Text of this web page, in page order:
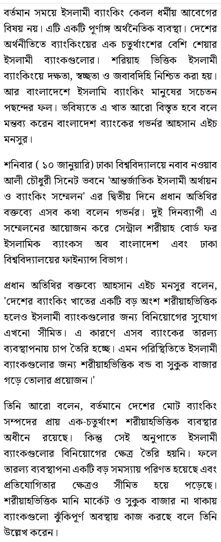
বর্তমান সময়ে ইসলামী ব্যাংকিং কেবল ধর্মীয় আবেগের
বিষয় নয়। এটি একটি পূর্ণাঙ্গ অর্থনৈতিক ব্যবস্থা। দেশের
অর্থনীতিতে ব্যাংকিংয়ের এক চতুর্থাংশের বেশি শেয়ার
ইসলামী ব্যাংকগুলোর। শরিয়াহ ভিত্তিক ইসলামী
ব্যাংকিংয়ে দক্ষতা, স্বচ্ছতা ও জবাবদিহি নিশ্চিত করা হয়।
আর বাংলাদেশে ইসলামি ব্যাংকিং মানুষের সচেতন
পছন্দের ফল। ভবিষ্যতে এ খাত আরো বিস্তৃত হবে বলে
মন্তব্য করেন বাংলাদেশ ব্যাংকের গভর্নর আহসান এইচ
মনসুর।
শনিবার ( ১০ জানুয়ারি) ঢাকা বিশ্ববিদ্যালয়ে নবাব নওয়াব
আলী চৌধুরী সিনেট ভবনে 'আন্তর্জাতিক ইসলামী অর্থায়ন
ও ব্যাংকিং সম্মেলন' এর দ্বিতীয় দিনে প্রধান অতিথির
বক্তব্যে এসব কথা বলেন গভর্নর। দুই দিনব্যাপী এ
সম্মেলনের আয়োজন করে সেন্ট্রাল শরীয়াহ বোর্ড ফর
ইসলামিক ব্যাংকস অব বাংলাদেশ এবং ঢাকা
বিশ্ববিদ্যালয়ের ফাইন্যান্স বিভাগ।
প্রধান অতিথির বক্তব্যে আহসান এইচ মনসুর বলেন,
'দেশের ব্যাংকিং খাতের একটি বড় অংশ শরীয়াহভিত্তিক
হলেও ইসলামী ব্যাংকগুলোর জন্য বিনিয়োগের সুযোগ
এখনো সীমিত। এ কারণে এসব ব্যাংকের তারল্য
ব্যবস্থাপনায় চাপ তৈরি হচ্ছে। এমন পরিস্থিতিতে ইসলামী
ব্যাংকগুলোর জন্য শরীয়াহভিত্তিক বন্ড বা সুকুক বাজার
গড়ে তোলার প্রয়োজন।'
তিনি আরো বলেন, বর্তমানে দেশের মোট ব্যাংকিং
সম্পদের প্রায় এক-চতুর্থাংশ শরীয়াহভিত্তিক ব্যবস্থার
অধীনে রয়েছে। কিন্তু সেই অনুপাতে ইসলামী
ব্যাংকগুলোর বিনিয়োগের ক্ষেত্র তৈরি হয়নি। ফলে
তারল্য ব্যবস্থাপনা একটি বড় সমস্যায় পরিণত হয়েছে এবং
প্রতিযোগিতার ক্ষেত্রও সীমিত হয়ে পড়েছে।
শরীয়াহভিত্তিক মানি মার্কেট ও সুকুক বাজার না থাকায়
ব্যাংকগুলো ঝুঁকিপূর্ণ অবস্থায় কাজ করছে বলে তিনি
উল্লেখ করেন।